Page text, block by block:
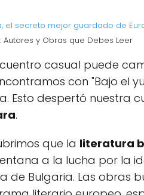
el secreto mejor guardado de
Autores y Obras que Debes Leer
casual puede
con "Bajo el
Esto despertó nuestra
.
que la literatura
a la lucha por la
de Bulgaria. Las obras